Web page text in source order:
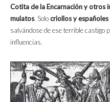
Cotita de la Encarnación y otros
mulatos. Solocriollos y
salvándose de ese terrible castigo
influencias.